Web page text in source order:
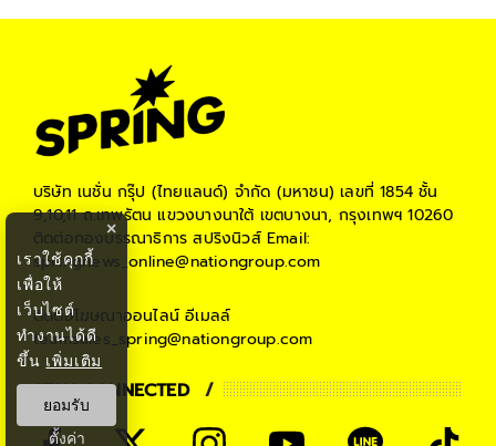
บริษัท เนชั่น กรุ๊ป (ไทยแลนด์) จำกัด (มหาชน) เลขที่ 1854 ชั้น
9,10,11 ถ.เทพรัตน แขวงบางนาใต้ เขตบางนา, กรุงเทพฯ 10260
ติดต่อกองบรรณาธิการ สปริงนิวส์Email:
springnews_online@nationgroup.com
ติดต่อโฆษณาออนไลน์ อีเมลล์
teamsales_spring@nationgroup.com
STAY CONNECTED
×
เราใช้คุกกี้
เพื่อให้
เว็บไซต์
ทำงานได้ดี
ขึ้น เพิ่มเติม
ยอมรับ
ตั้งค่า